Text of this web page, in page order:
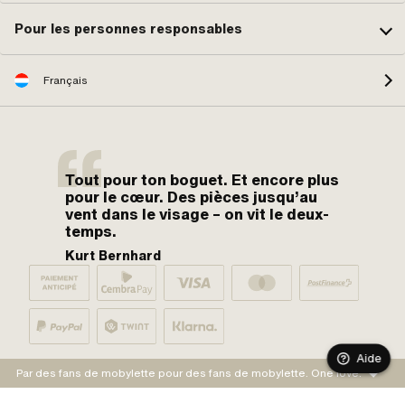
Pour les personnes responsables
Français
Tout pour ton boguet. Et encore plus
pour le cœur. Des pièces jusqu’au
vent dans le visage – on vit le deux-
temps.
Kurt Bernhard
Par des fans de mobylette pour des fans de mobylette. One love.
Aide